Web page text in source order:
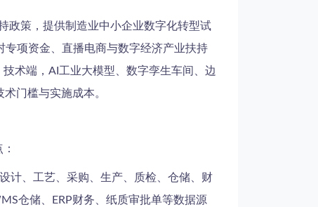
政策，提供制造业中小企业数字化转型试
项资金、直播电商与数字经济产业扶持
术端，AI工业大模型、数字孪生车间、边
门槛与实施成本。
计、工艺、采购、生产、质检、仓储、财
仓储、ERP财务、纸质审批单等数据源